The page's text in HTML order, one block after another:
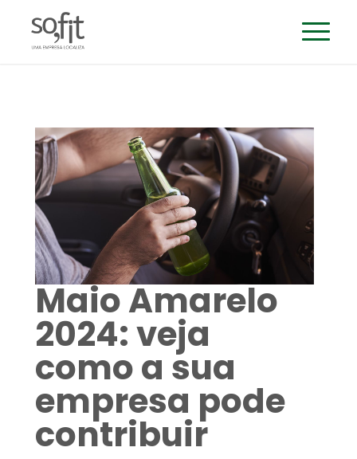
Maio Amarelo
2024: veja
como a sua
empresa pode
contribuir